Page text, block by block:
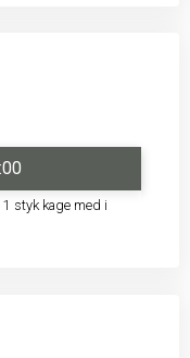
styk kage med i